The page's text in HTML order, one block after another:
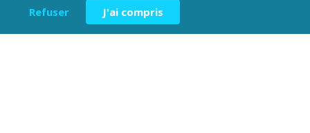
Refuser
J'ai compris